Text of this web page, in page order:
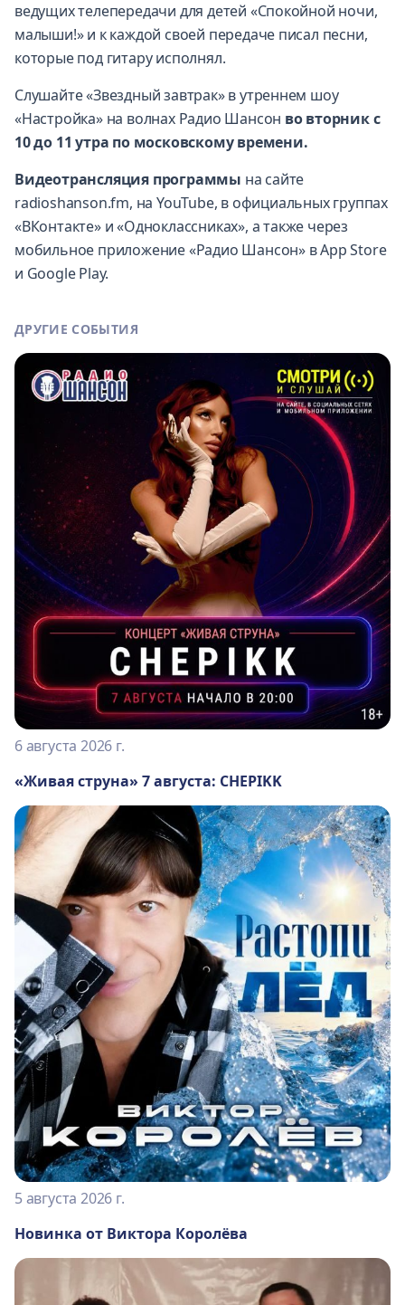
ведущих телепередачи для детей «Спокойной ночи,
малыши!» и к каждой своей передаче писал песни,
которые под гитару исполнял.
Слушайте «Звездный завтрак» в утреннем шоу
«Настройка» на волнах Радио Шансон во вторник с
10 до 11 утра по московскому времени.
Видеотрансляция программы на сайте
radioshanson.fm, на YouTube, в официальныхгруппах
«ВКонтакте» и«Одноклассниках», а также через
мобильное приложение «Радио Шансон» в App Store
и Google Play.
ДРУГИЕ СОБЫТИЯ
6 августа 2026 г.
«Живая струна» 7 августа: CHEPIKK
5 августа 2026 г.
Новинка от Виктора Королёва